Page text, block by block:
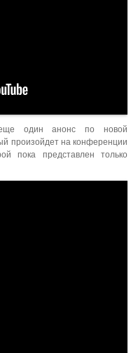
один анонс по новой
произойдет на конференции
пока представлен только